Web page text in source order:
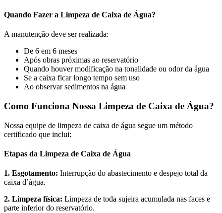
Quando Fazer a Limpeza de Caixa de Água?
A manutenção deve ser realizada:
De 6 em 6 meses
Após obras próximas ao reservatório
Quando houver modificação na tonalidade ou odor da água
Se a caixa ficar longo tempo sem uso
Ao observar sedimentos na água
Como Funciona Nossa Limpeza de Caixa de Água?
Nossa equipe de limpeza de caixa de água segue um método
certificado que inclui:
Etapas da Limpeza de Caixa de Água
1. Esgotamento: Interrupção do abastecimento e despejo total da
caixa d’água.
2. Limpeza física: Limpeza de toda sujeira acumulada nas faces e
parte inferior do reservatório.